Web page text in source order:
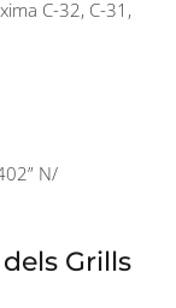
C-32, C-31,
N/
dels Grills